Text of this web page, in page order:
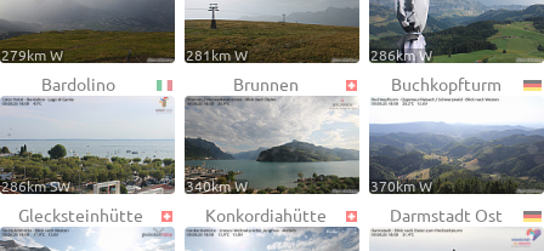
279km W 281km W 286km W
Bardolino
286km SW
Brunnen
340km W
Buchkopfturm
370km W
Glecksteinhütte Konkordiahütte Darmstadt Ost